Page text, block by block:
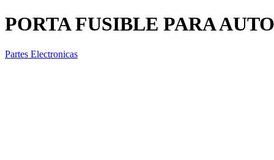
PORTA FUSIBLE PARA
Partes Electronicas